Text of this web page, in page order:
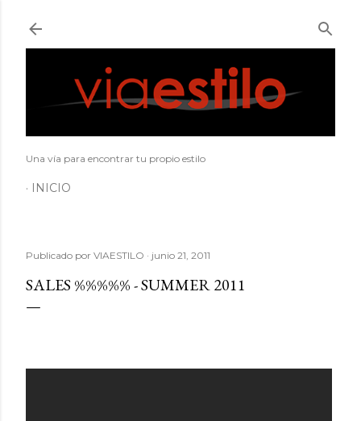
Una vía para encontrar tu propio estilo
INICIO
Publicado por VIAESTILO junio 21, 2011
SALES %%%%% - SUMMER 2011